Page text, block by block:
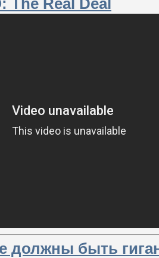
должны быть